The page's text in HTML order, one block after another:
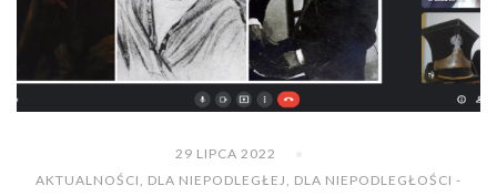
29 LIPCA 2022
AKTUALNOŚCI
DLA NIEPODLEGŁEJ
DLA NIEPODLEGŁOŚCI -